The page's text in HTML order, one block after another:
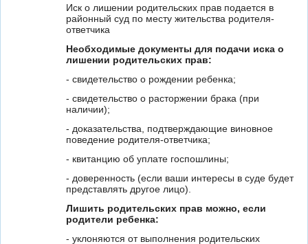
Иск о лишении родительских прав подается в
районный суд по месту жительства родителя-
ответчика
Необходимые документы для подачи иска о
лишении родительских прав:
- свидетельство о рождении ребенка;
- свидетельство о расторжении брака (при
наличии);
- доказательства, подтверждающие виновное
поведение родителя-ответчика;
- квитанцию об уплате госпошлины;
- доверенность (если ваши интересы в суде будет
представлять другое лицо).
Лишить родительских прав можно, если
родители ребенка:
- уклоняются от выполнения родительских